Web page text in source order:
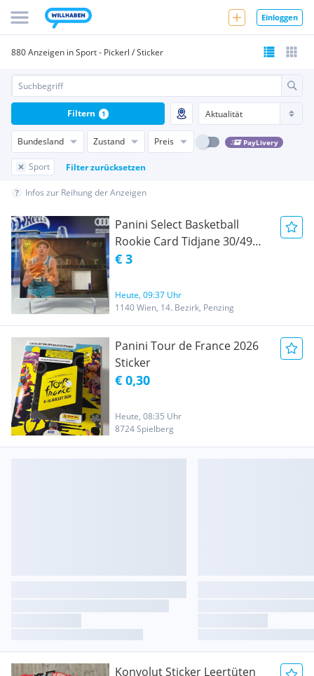
Einloggen
880 Anzeigen in Sport - Pickerl / Sticker
Bundesland Zustand Preis PayLivery
Sport Filter zurücksetzen
Filtern 1
Infos zur Reihung der Anzeigen
Panini Select Basketball
Rookie Card Tidjane 30/49
Salaün Charlotte Hornets
€ 3
Heute, 09:37 Uhr
1140 Wien, 14. Bezirk, Penzing
Panini Tour de France 2026
Sticker
€ 0,30
Heute, 08:35 Uhr
8724 Spielberg
Konvolut Sticker Leertüten